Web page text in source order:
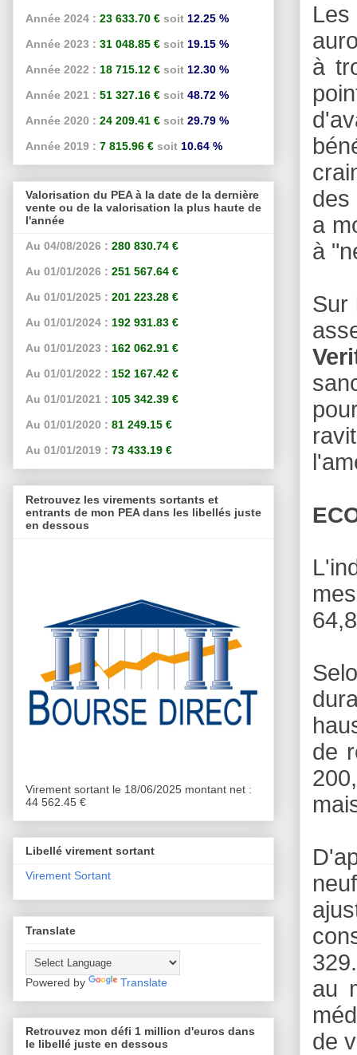
à
des
a
à
Sur
de
au
de
Année 2024 : 23 633.70 € soit 12.25 %
Année 2023 : 31 048.85 € soit 19.15 %
Année 2022 : 18 715.12 € soit 12.30 %
Année 2021 : 51 327.16 € soit 48.72 %
Année 2020 : 24 209.41 € soit 29.79 %
Année 2019 : 7 815.96 € soit 10.64 %
Valorisation du PEA à la date de la dernière
vente ou de la valorisation la plus haute de
l'année
Au 04/08/2026 : 280 830.74 €
Au 01/01/2026 : 251 567.64 €
Au 01/01/2025 : 201 223.28 €
Au 01/01/2024 : 192 931.83 €
Au 01/01/2023 : 162 062.91 €
Au 01/01/2022 : 152 167.42 €
Au 01/01/2021 : 105 342.39 €
Au 01/01/2020 : 81 249.15 €
Au 01/01/2019 : 73 433.19 €
Retrouvez les virements sortants et
entrants de mon PEA dans les libellés juste
en dessous
Virement sortant le 18/06/2025 montant net :
44 562.45 €
Libellé virement sortant
Virement Sortant
Translate
Powered by Translate
Retrouvez mon défi 1 million d'euros dans
le libellé juste en dessous